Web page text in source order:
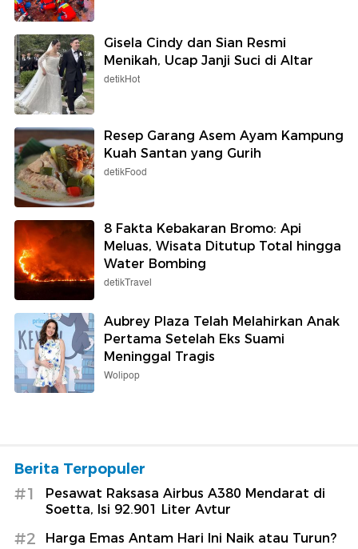
Gisela Cindy dan Sian Resmi
Menikah, Ucap Janji Suci di Altar
detikHot
Resep Garang Asem Ayam Kampung
Kuah Santan yang Gurih
detikFood
8 Fakta Kebakaran Bromo: Api
Meluas, Wisata Ditutup Total hingga
Water Bombing
detikTravel
Aubrey Plaza Telah Melahirkan Anak
Pertama Setelah Eks Suami
Meninggal Tragis
Wolipop
Berita Terpopuler
#1
Pesawat Raksasa Airbus A380 Mendarat di
Soetta, Isi 92.901 Liter Avtur
#2 Harga Emas Antam Hari Ini Naik atau Turun?